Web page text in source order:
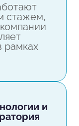
стажем,
рамках